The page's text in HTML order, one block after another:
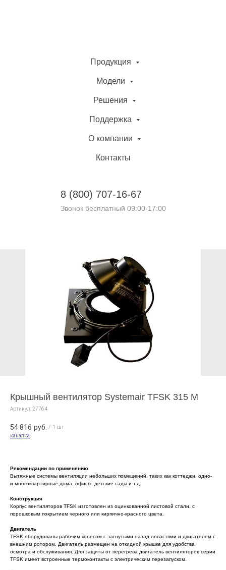
Продукция
Модели
Решения
Поддержка
О компании
Контакты
8 (800) 707-16-67
Звонок бесплатный 09:00-17:00
Крышный вентилятор Systemair TFSK 315 M
Артикул: 27764
54 816 руб. / 1 шт
каналка
Рекомендации по применению
Вытяжные системы вентиляции небольших помещений, таких как коттеджи, одно-
и многоквартирные дома, офисы, детские сады и т.д.
Конструкция
Корпус вентиляторов TFSK изготовлен из оцинкованной листовой стали, с
порошковым покрытием черного или кирпично-красного цвета.
Двигатель
TFSK оборудованы рабочим колесом с загнутыми назад лопастями и двигателем с
внешним ротором. Двигатель размещен на откидной крышке для удобства
осмотра и обслуживания. Для защиты от перегрева двигатель вентиляторов серии
TFSK имеет встроенные термоконтакты с электрическим перезапуском.